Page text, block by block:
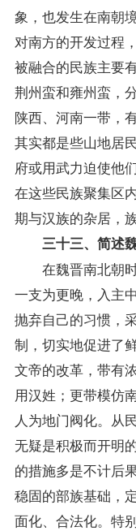
象，也发生在南朝
对南方的开发过程
被融合的民族主要
荆州蛮和雍州蛮，
陕西、河南一带，
其实都是些山地居
府或用武力迫使他
在这些民族聚集区
期与汉族的杂居，
三十三、简述
在魏晋南北朝时
一支为更晚，入主
抛弃自己的习惯，
制，切实地促进了
文帝的改革，带有
用汉姓；更带模仿
人为地门阀化。从
无疑是积极而开明
的措施多是不计后
稳固的部族基础，
面化、合法化。特